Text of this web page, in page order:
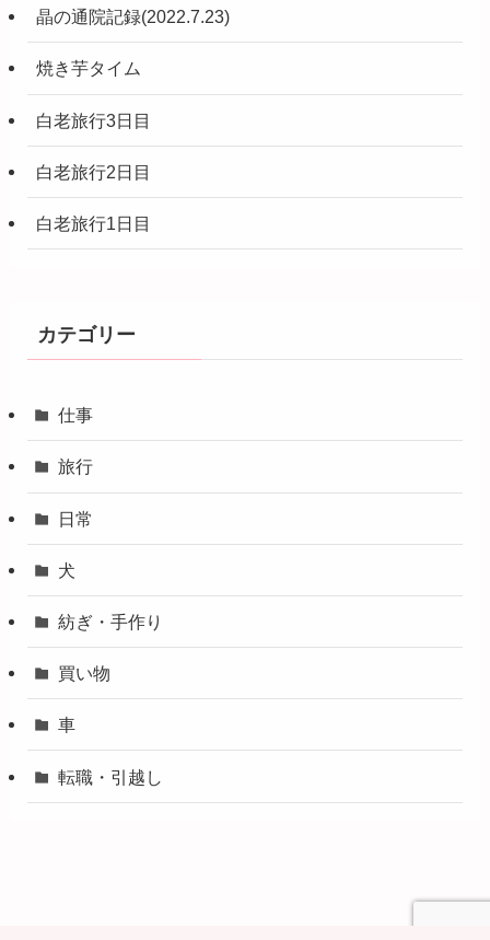
晶の通院記録(2022.7.23)
焼き芋タイム
白老旅行3日目
白老旅行2日目
白老旅行1日目
カテゴリー
仕事
旅行
日常
犬
紡ぎ・手作り
買い物
車
転職・引越し